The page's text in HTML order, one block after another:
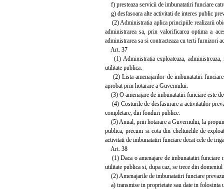
f) presteaza servicii de imbunatatiri funciare
g) desfasoara alte activitati de interes public
(2) Administratia aplica principiile realizarii
administrarea sa, prin valorificarea optima a
administrarea sa si contracteaza cu terti furnizori
Art. 37
(1) Administratia exploateaza, administreaza,
utilitate publica.
(2) Lista amenajarilor de imbunatatiri funciare
aprobat prin hotarare a Guvernului.
(3) O amenajare de imbunatatiri funciare este
(4) Costurile de desfasurare a activitatilor
completare, din fonduri publice.
(5) Anual, prin hotarare a Guvernului, la
publica, precum si cota din cheltuielile de
activitati de imbunatatiri funciare decat cele de
Art. 38
(1) Daca o amenajare de imbunatatiri funciare
utilitate publica si, dupa caz, se trece din
(2) Amenajarile de imbunatatiri funciare
a) transmise in proprietate sau date in